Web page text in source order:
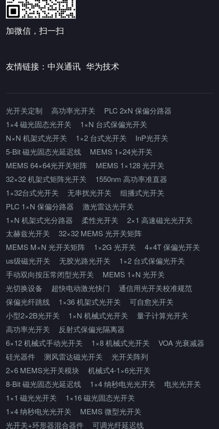
加微信，扫一扫
友情链接： 中兴通讯 华为技术
光开关定制 高功率光开关
PLC 2xN 保偏分路器
1×4 磁光固态光开关
1×N 台式保偏光开关
N×N 机架式光开关
1×2 台式光开关
InP光开关
5-Bit 磁光固态光延迟线
MEMS 1×24光开关
MEMS 64×64光开关矩阵
MEMS 1×128 光开关
32×32 机架式矩阵光开关
1550nm 高功率准直器
1×32台式光开关
无串扰光开关
组播式光开关
PLC 1×N 保偏分路器
激光雷达光开关
1×N 机架式光分路器
柔性光开关
2×1 高速磁光光开关
太赫兹光开关
32×32 MEMS 光开关矩阵
MEMS M×N 光开关矩阵
1×2G 光开关
4×4T 保偏光开关
us级磁光开关
无胶光路光开关
1×2 台式保偏光开关
手动双向按压常闭型光开关
MEMS 1×N 光开关
光切换设备
超快电动激光快门
通信用光开关校准规范
保偏光纤跳线
1×36 机架式光开关
可自愈光开关
小型2×2B光开关
1×N 机械式光开关
量子计算光开关
高功率光开关
反射式保偏光隔离器
6×12 机械式手动光开关
1×8 机械式光开关
VOA 光衰减器
硅光器件
测风雷达磁光开关
光开关阵列
2×6 MEMS光开关模块
机械式4-1×6光开关
8-Bit 磁光固态光延迟线
1×4 纳秒电光光开关
电光光开关
1×1 磁光光开关
1×16 磁光固态光开关
1×4 纳秒电光光开关
MEMS 微型光开关
光开关+环形器混合器件
可调光纤延迟线